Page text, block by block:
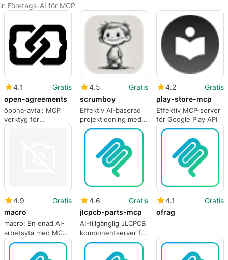
in Företags-AI för MCP
4.1
Gratis
open-agreements
öppna-avtal: MCP
verktyg för
verifierbar
4.5
Gratis
scrumboy
Effektiv AI-baserad
projektledning med
Scrumboy
4.2
Gratis
play-store-mcp
Effektiv MCP-server
för Google Play API
4.9
Gratis
macro
macro: En enad AI-
arbetsyta med MCP
och teamminne
4.6
Gratis
jlcpcb-parts-mcp
AI-tillgänglig JLCPCB
komponentserver för
PCB-designers och
ingenjörer
4.1
Gratis
ofrag